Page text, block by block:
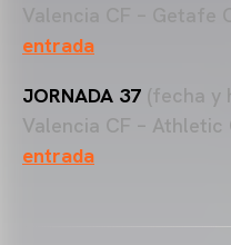
Valencia CF – Getafe
entrada
JORNADA 37 (fecha y
Valencia CF – Athletic
entrada